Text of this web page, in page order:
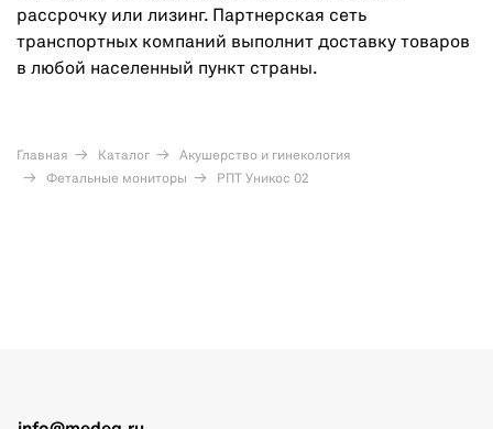
рассрочку или лизинг. Партнерская сеть
транспортных компаний выполнит доставку товаров
в любой населенный пункт страны.
Главная Каталог
Акушерство и гинекология
Фетальные мониторы
РПТ Уникос 02